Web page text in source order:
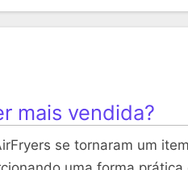
mais vendida?
se tornaram um